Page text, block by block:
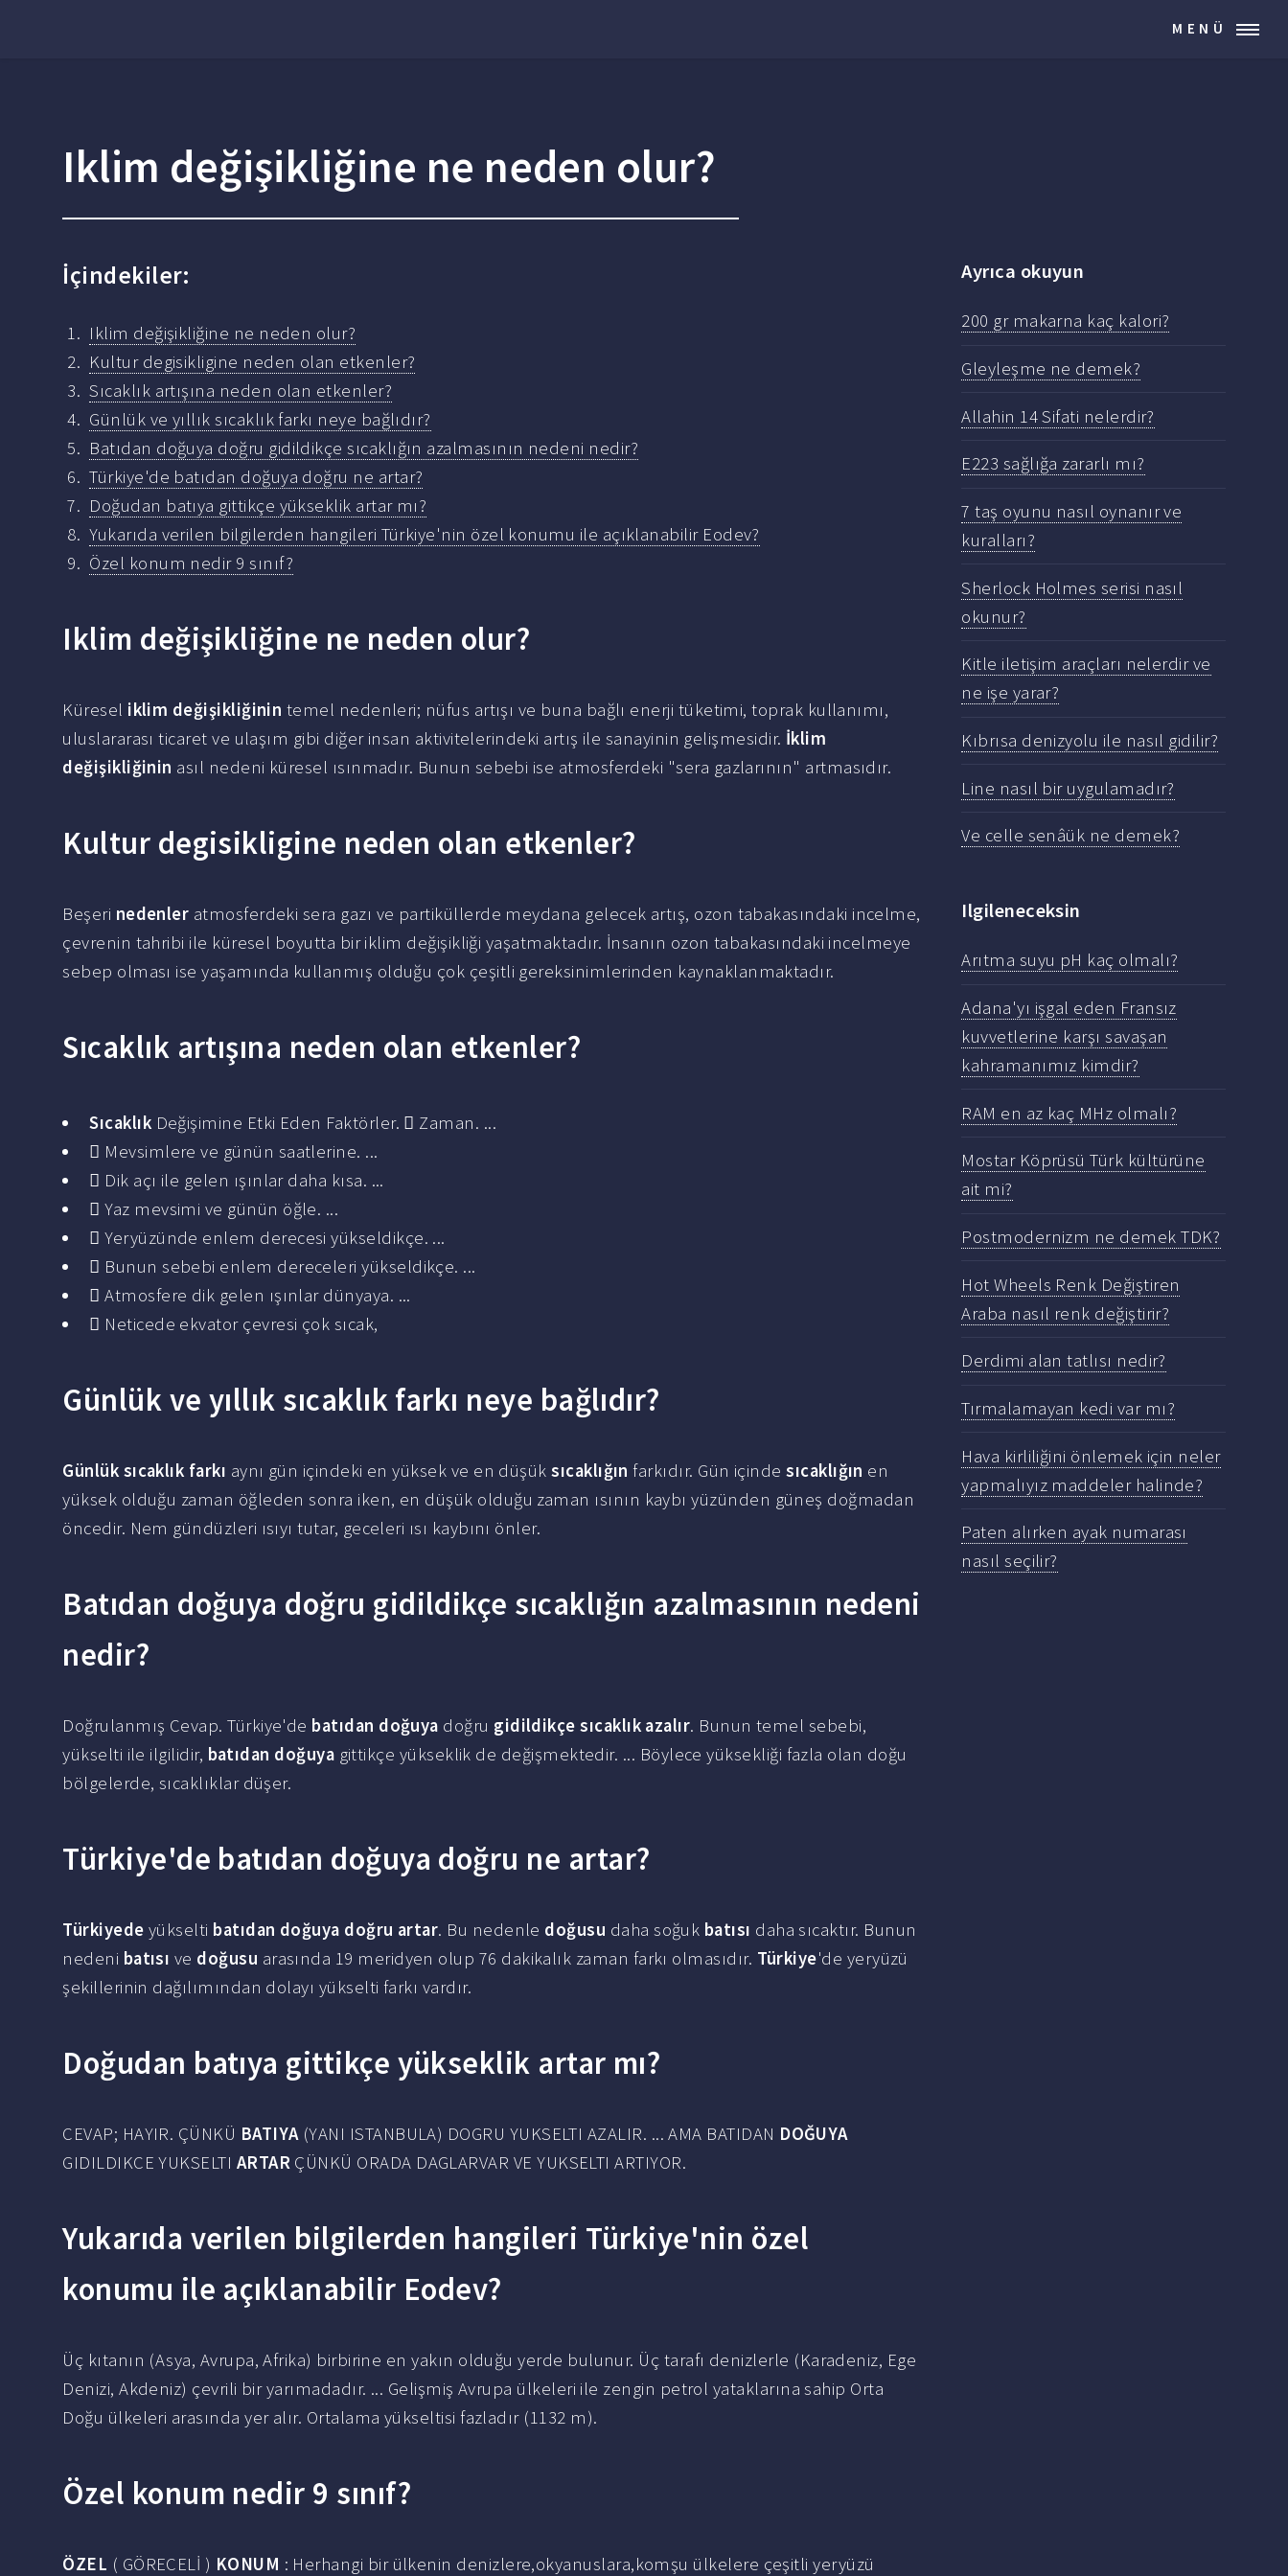
MENÜ
Iklim değişikliğine ne neden olur?
İçindekiler:
Iklim değişikliğine ne neden olur?
Kultur degisikligine neden olan etkenler?
Sıcaklık artışına neden olan etkenler?
Günlük ve yıllık sıcaklık farkı neye bağlıdır?
Batıdan doğuya doğru gidildikçe sıcaklığın azalmasının nedeni nedir?
Türkiye'de batıdan doğuya doğru ne artar?
Doğudan batıya gittikçe yükseklik artar mı?
Yukarıda verilen bilgilerden hangileri Türkiye'nin özel konumu ile açıklanabilir Eodev?
Özel konum nedir 9 sınıf?
Iklim değişikliğine ne neden olur?
Küresel iklim değişikliğinin temel nedenleri; nüfus artışı ve buna bağlı enerji tüketimi, toprak kullanımı,
uluslararası ticaret ve ulaşım gibi diğer insan aktivitelerindeki artış ile sanayinin gelişmesidir. İklim
değişikliğinin asıl nedeni küresel ısınmadır. Bunun sebebi ise atmosferdeki "sera gazlarının" artmasıdır.
Kultur degisikligine neden olan etkenler?
Beşeri nedenler atmosferdeki sera gazı ve partiküllerde meydana gelecek artış, ozon tabakasındaki incelme,
çevrenin tahribi ile küresel boyutta bir iklim değişikliği yaşatmaktadır. İnsanın ozon tabakasındaki incelmeye
sebep olması ise yaşamında kullanmış olduğu çok çeşitli gereksinimlerinden kaynaklanmaktadır.
Sıcaklık artışına neden olan etkenler?
Sıcaklık Değişimine Etki Eden Faktörler.  Zaman. ...
 Mevsimlere ve günün saatlerine. ...
 Dik açı ile gelen ışınlar daha kısa. ...
 Yaz mevsimi ve günün öğle. ...
 Yeryüzünde enlem derecesi yükseldikçe. ...
 Bunun sebebi enlem dereceleri yükseldikçe. ...
 Atmosfere dik gelen ışınlar dünyaya. ...
 Neticede ekvator çevresi çok sıcak,
Günlük ve yıllık sıcaklık farkı neye bağlıdır?
Günlük sıcaklık farkı aynı gün içindeki en yüksek ve en düşüksıcaklığın farkıdır. Gün içindesıcaklığın en
yüksek olduğu zaman öğleden sonra iken, en düşük olduğu zaman ısının kaybı yüzünden güneş doğmadan
öncedir. Nem gündüzleri ısıyı tutar, geceleri ısı kaybını önler.
Batıdan doğuya doğru gidildikçe sıcaklığın azalmasının nedeni
nedir?
Doğrulanmış Cevap. Türkiye'de batıdan doğuya doğru gidildikçe sıcaklık azalır. Bunun temel sebebi,
yükselti ile ilgilidir, batıdan doğuya gittikçe yükseklik de değişmektedir. ... Böylece yüksekliği fazla olan doğu
bölgelerde, sıcaklıklar düşer.
Türkiye'de batıdan doğuya doğru ne artar?
Türkiyede yükselti batıdan doğuya doğru artar. Bu nedenle doğusu daha soğuk batısı daha sıcaktır. Bunun
nedeni batısı ve doğusu arasında 19 meridyen olup 76 dakikalık zaman farkı olmasıdır. Türkiye'de yeryüzü
şekillerinin dağılımından dolayı yükselti farkı vardır.
Doğudan batıya gittikçe yükseklik artar mı?
CEVAP; HAYIR. ÇÜNKÜ BATIYA (YANI ISTANBULA) DOGRU YUKSELTI AZALIR. ... AMA BATIDAN DOĞUYA
GIDILDIKCE YUKSELTI ARTAR ÇÜNKÜ ORADA DAGLARVAR VE YUKSELTI ARTIYOR.
Yukarıda verilen bilgilerden hangileri Türkiye'nin özel
konumu ile açıklanabilir Eodev?
Üç kıtanın (Asya, Avrupa, Afrika) birbirine en yakın olduğu yerde bulunur. Üç tarafı denizlerle (Karadeniz, Ege
Denizi, Akdeniz) çevrili bir yarımadadır. ... Gelişmiş Avrupa ülkeleri ile zengin petrol yataklarına sahip Orta
Doğu ülkeleri arasında yer alır. Ortalama yükseltisi fazladır (1132 m).
Özel konum nedir 9 sınıf?
ÖZEL ( GÖRECELİ ) KONUM : Herhangi bir ülkenin denizlere,okyanuslara,komşu ülkelere çeşitli yeryüzü
Ayrıca okuyun
200 gr makarna kaç kalori?
Gleyleşme ne demek?
Allahin 14 Sifati nelerdir?
E223 sağlığa zararlı mı?
7 taş oyunu nasıl oynanır ve
kuralları?
Sherlock Holmes serisi nasıl
okunur?
Kitle iletişim araçları nelerdir ve
ne işe yarar?
Kıbrısa denizyolu ile nasıl gidilir?
Line nasıl bir uygulamadır?
Ve celle senâük ne demek?
Ilgileneceksin
Arıtma suyu pH kaç olmalı?
Adana'yı işgal eden Fransız
kuvvetlerine karşı savaşan
kahramanımız kimdir?
RAM en az kaç MHz olmalı?
Mostar Köprüsü Türk kültürüne
ait mi?
Postmodernizm ne demek TDK?
Hot Wheels Renk Değiştiren
Araba nasıl renk değiştirir?
Derdimi alan tatlısı nedir?
Tırmalamayan kedi var mı?
Hava kirliliğini önlemek için neler
yapmalıyız maddeler halinde?
Paten alırken ayak numarası
nasıl seçilir?